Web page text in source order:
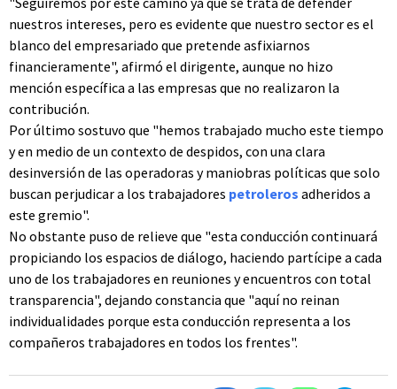
nuestros intereses, pero es evidente que nuestro sector es el
blanco del empresariado que pretende asfixiarnos
financieramente", afirmó el dirigente, aunque no hizo
mención específica a las empresas que no realizaron la
contribución.
Por último sostuvo que "hemos trabajado mucho este tiempo
y en medio de un contexto de despidos, con una clara
desinversión de las operadoras y maniobras políticas que solo
buscan perjudicar a los trabajadores petroleros adheridos a
este gremio".
No obstante puso de relieve que "esta conducción continuará
propiciando los espacios de diálogo, haciendo partícipe a cada
uno de los trabajadores en reuniones y encuentros con total
transparencia", dejando constancia que "aquí no reinan
individualidades porque esta conducción representa a los
compañeros trabajadores en todos los frentes".